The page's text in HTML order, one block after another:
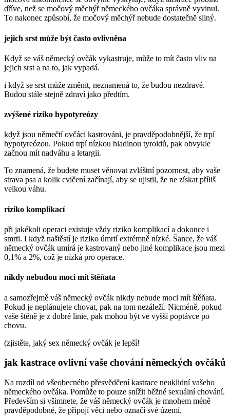
dříve, než se močový měchýř německého ovčáka správně vyvinul.
To nakonec způsobí, že močový měchýř nebude dostatečně silný.
jejich srst může být často ovlivněna
Když se váš německý ovčák vykastruje, může to mít často vliv na
jejich srst a na to, jak vypadá.
i když se srst může změnit, neznamená to, že budou nezdravé.
Budou stále stejně zdraví jako předtím.
zvýšené riziko hypotyreózy
když jsou němečtí ovčáci kastrováni, je pravděpodobnější, že trpí
hypotyreózou. Pokud trpí nízkou hladinou tyroidů, pak obvykle
začnou mít nadváhu a letargii.
To znamená, že budete muset věnovat zvláštní pozornost, aby vaše
strava psa a kolik cvičení začínají, aby se ujistil, že ne získat příliš
velkou váhu.
riziko komplikací
při jakékoli operaci existuje vždy riziko komplikací a dokonce i
smrti. I když naštěstí je riziko úmrtí extrémně nízké. Šance, že váš
německý ovčák umírá je kastrovaný nebo jiné komplikace jsou mezi
0,1% a 2%, což je nízká pro operace.
nikdy nebudou moci mít štěňata
a samozřejmě váš německý ovčák nikdy nebude moci mít štěňata.
Pokud je neplánujete chovat, pak na tom nezáleží. Nicméně, pokud
vaše štěně je z dobré linie, pak mohou být ve vyšší poptávce po
chovu.
(zjistěte, jaký sex německý ovčák je lepší!
jak kastrace ovlivní vaše chování německých ovčáků
Na rozdíl od všeobecného přesvědčení kastrace neuklidní vašeho
německého ovčáka. Pomůže to pouze snížit běžné sexuální chování.
Především si všimnete, že váš německý ovčák je mnohem méně
pravděpodobné, že připojí věci nebo označí své území.